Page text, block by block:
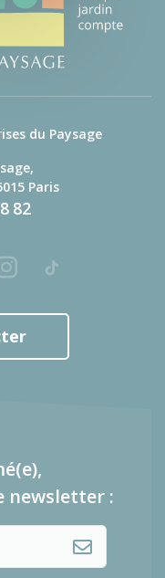
du Paysage
Paris
82
Tiktok
newsletter :